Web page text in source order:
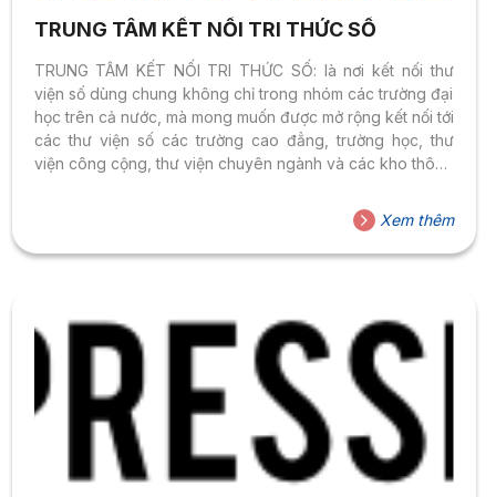
TRUNG TÂM KẾT NỐI TRI THỨC SỐ
TRUNG TÂM KẾT NỐI TRI THỨC SỐ: là nơi kết nối thư
viện số dùng chung không chỉ trong nhóm các trường đại
học trên cả nước, mà mong muốn được mở rộng kết nối tới
các thư viện số các trường cao đẳng, trường học, thư
viện công cộng, thư viện chuyên ngành và các kho thông
Xem thêm